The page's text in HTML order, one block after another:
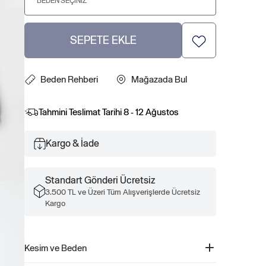
SEPETE EKLE
Beden Rehberi Mağazada Bul
Tahmini Teslimat Tarihi8 - 12 Ağustos
Kargo & İade
Standart Gönderi Ücretsiz
3.500 TL ve Üzeri Tüm Alışverişlerde Ücretsiz
Kargo
Kesim ve Beden